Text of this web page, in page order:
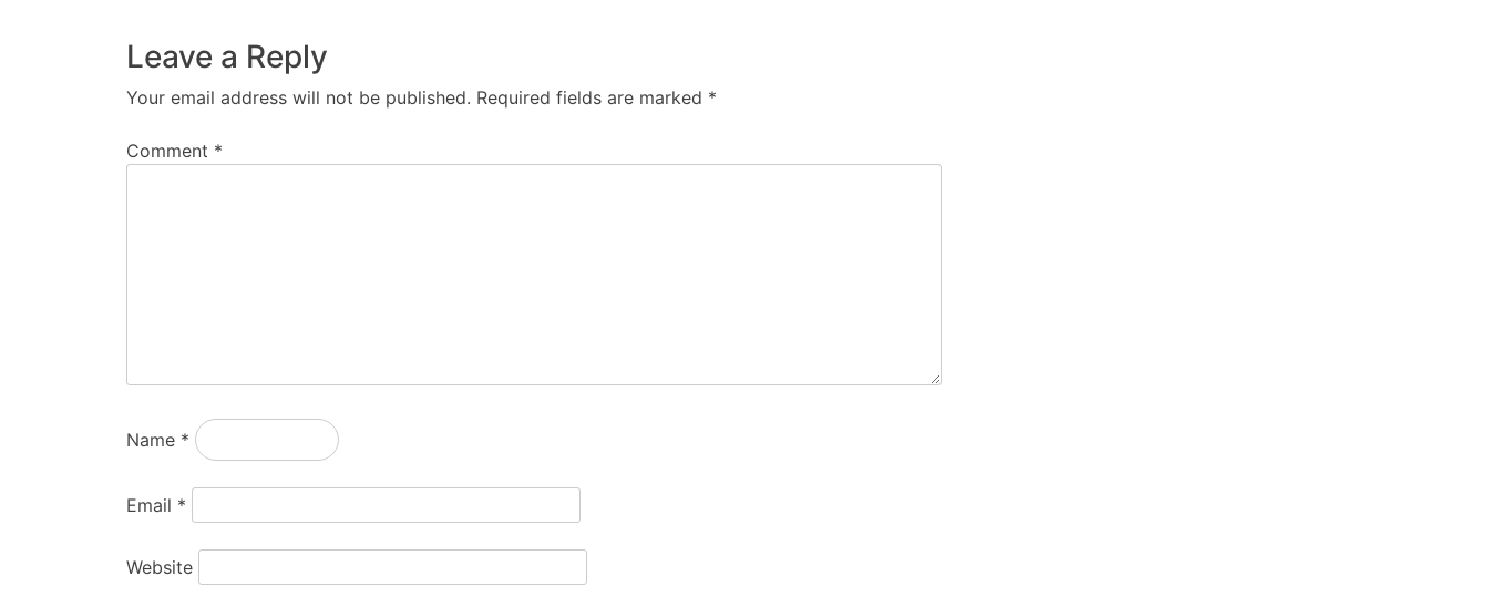
Leave a Reply
Your email address will not be published. Required fields are marked *
Comment *
Name *
Email *
Website